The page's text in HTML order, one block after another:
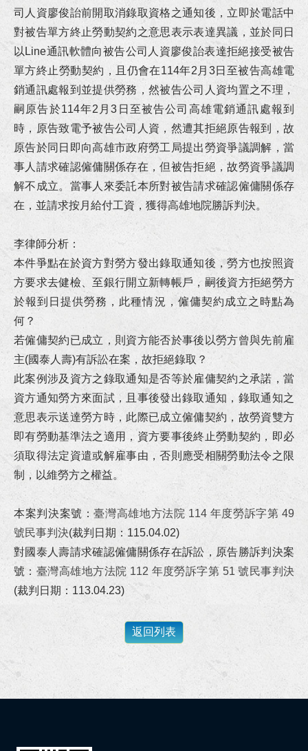
狂賀！本所協助邱小姐及劉小姐涉犯詐欺案獲高雄地檢署不起訴處分！
恭賀李律師連續四屆擔任台南地院勞動調解委員！
李律師受邀至正修科技大學講授《校園消費教育與防範詐騙宣導》講座！
恭賀李律師擔任全國律師聯合會第33期基礎訓練課程導師！
狂賀！本所代理黃女士確認區分所有權人會議決議不成立事件獲高雄地院勝訴判決確定！
狂賀！本所代理張先生請求侵權行為損害賠償事件獲臺北地院勝訴判決定讞！
狂賀！本所代理高雄市政府經濟發展局請求發還土地事件獲高高行勝訴判決！
狂賀！本所代理春０綠能公司請求給付貨款事件獲最高法院勝訴定讞！
狂賀！李律師與黃律師獲內政部消防署港務消防大隊擔任安全及衛生防護委員會委員！
狂賀！本所代理高雄市政府地政局地上物拆遷補償事件獲高雄高等行政法院勝訴裁判！
狂賀！本所協助劉小姐請求侵害配偶權事件獲得高雄地院勝訴判決！
狂賀！本所代理陳先生涉犯背信罪獲高雄地檢不起訴處分！
司人資廖俊詒前開取消錄取資格之通知後，立即於電話中
對被告單方終止勞動契約之意思表示表達異議，並於同日
以Line通訊軟體向被告公司人資廖俊詒表達拒絕接受被告
單方終止勞動契約，且仍會在114年2月3日至被告高雄電
銷通訊處報到並提供勞務，然被告公司人資均置之不理，
嗣原告於114年2月3日至被告公司高雄電銷通訊處報到
時，原告致電予被告公司人資，然遭其拒絕原告報到，故
原告於同日即向高雄市政府勞工局提出勞資爭議調解，當
事人請求確認僱傭關係存在，但被告拒絕，故勞資爭議調
解不成立。當事人來委託本所對被告請求確認僱傭關係存
在，並請求按月給付工資，獲得高雄地院勝訴判決。
李律師分析：
本件爭點在於資方對勞方發出錄取通知後，勞方也按照資
方要求去健檢、至銀行開立新轉帳戶，嗣後資方拒絕勞方
於報到日提供勞務，此種情況，僱傭契約成立之時點為
何？
若僱傭契約已成立，則資方能否於事後以勞方曾與先前雇
主(國泰人壽)有訴訟在案，故拒絕錄取？
此案例涉及資方之錄取通知是否等於雇傭契約之承諾，當
資方通知勞方來面試，且事後發出錄取通知，錄取通知之
意思表示送達勞方時，此際已成立僱傭契約，故勞資雙方
即有勞動基準法之適用，資方要事後終止勞動契約，即必
須取得法定資遣或解雇事由，否則應受相關勞動法令之限
制，以維勞方之權益。
本案判決案號：臺灣高雄地方法院 114 年度勞訴字第 49
號民事判決(裁判日期：115.04.02)
對國泰人壽請求確認僱傭關係存在訴訟，原告勝訴判決案
號： 臺灣高雄地方法院 112 年度勞訴字第 51 號民事判決
(裁判日期：113.04.23)